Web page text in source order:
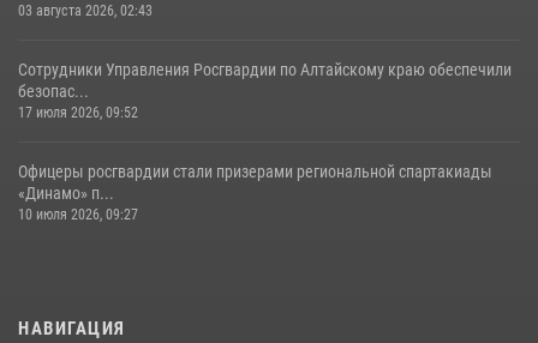
03 августа 2026, 02:43
Сотрудники Управления Росгвардии по Алтайскому краю обеспечили
безопас...
17 июля 2026, 09:52
Офицеры росгвардии стали призерами региональной спартакиады
«Динамо» п...
10 июля 2026, 09:27
НАВИГАЦИЯ